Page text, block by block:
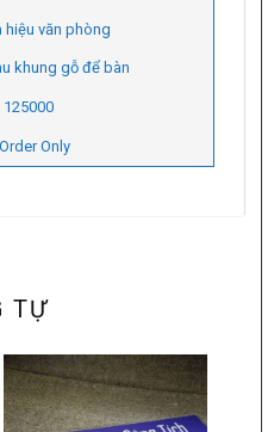
hiệu văn phòng
khung gỗ để bàn
125000
Only
TỰ